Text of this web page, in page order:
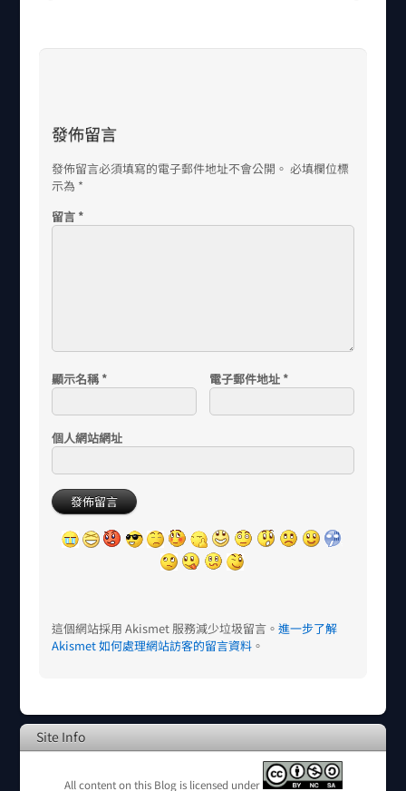
發佈留言
發佈留言必須填寫的電子郵件地址不會公開。 必填欄位標
示為 *
留言 *
顯示名稱 * 電子郵件地址 *
個人網站網址
這個網站採用 Akismet 服務減少垃圾留言。進一步了解
Akismet 如何處理網站訪客的留言資料 。
Site Info
All content on this Blog is licensed under